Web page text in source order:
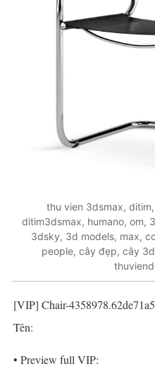
thu vien 3dsmax,
ditim3dsmax, humano, om,
3dsky, 3d models, max,
people, cây đẹp, cây
[VIP] Chair-
Tên:
• Preview full VIP: